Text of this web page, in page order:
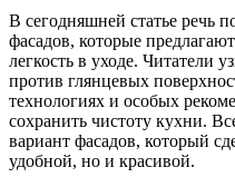
В сегодняшней статье речь
фасадов, которые
легкость в уходе. Читатели
против глянцевых
технологиях и особых
сохранить чистоту кухни.
вариант фасадов, который
удобной, но и красивой.